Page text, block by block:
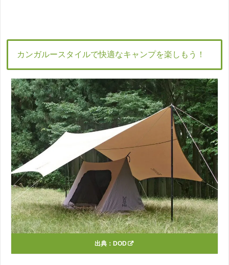
カンガルースタイルで快適なキャンプを楽しもう！
出典： DOD